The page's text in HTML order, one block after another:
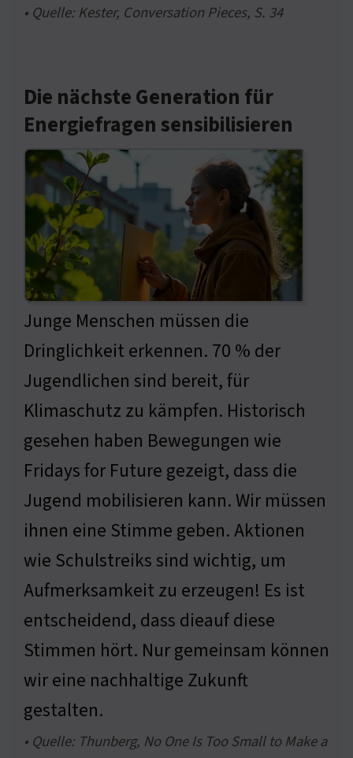
• Quelle: Kester, Conversation Pieces, S. 34
Die nächste Generation für
Energiefragen sensibilisieren
Junge Menschen müssen die
Dringlichkeit erkennen. 70 % der
Jugendlichen sind bereit, für
Klimaschutz zu kämpfen. Historisch
gesehen haben Bewegungen wie
Fridays for Future gezeigt, dass die
Jugend mobilisieren kann. Wir müssen
ihnen eine Stimme geben. Aktionen
wie Schulstreiks sind wichtig, um
Aufmerksamkeit zu erzeugen! Es ist
entscheidend, dass dieauf diese
Stimmen hört. Nur gemeinsam können
wir eine nachhaltige Zukunft
gestalten.
• Quelle: Thunberg, No One Is Too Small to Make a